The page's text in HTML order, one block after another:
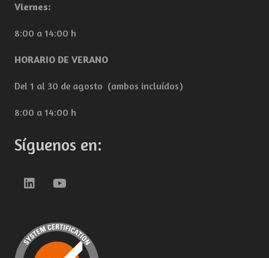
Viernes:
8:00 a 14:00 h
HORARIO DE VERANO
Del 1 al 30 de agosto (ambos incluídos)
8:00 a 14:00 h
Síguenos en: